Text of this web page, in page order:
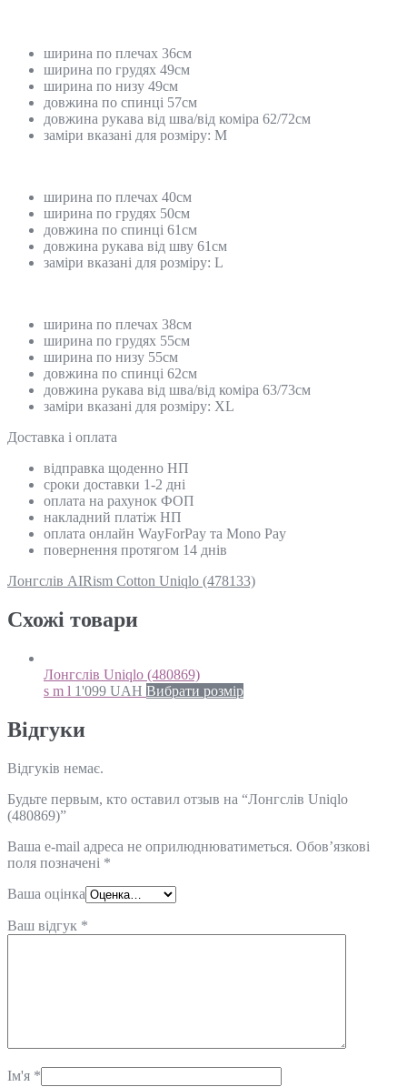
ширина по плечах 36см
ширина по грудях 49см
ширина по низу 49см
довжина по спинці 57см
довжина рукава від шва/від коміра 62/72см
заміри вказані для розміру: М
ширина по плечах 40см
ширина по грудях 50см
довжина по спинці 61см
довжина рукава від шву 61см
заміри вказані для розміру: L
ширина по плечах 38см
ширина по грудях 55см
ширина по низу 55см
довжина по спинці 62см
довжина рукава від шва/від коміра 63/73см
заміри вказані для розміру: ХL
Доставка і оплата
відправка щоденно НП
сроки доставки 1-2 дні
оплата на рахунок ФОП
накладний платіж НП
оплата онлайн WayForPay та Mono Pay
повернення протягом 14 днів
Лонгслів AIRism Cotton Uniqlo (478133)
Схожi товари
Лонгслів Uniqlo (480869)
s m l 1'099 UAH Вибрати розмір
Відгуки
Відгуків немає.
Будьте первым, кто оставил отзыв на “Лонгслів Uniqlo
(480869)”
Ваша e-mail адреса не оприлюднюватиметься. Обов’язкові
поля позначені *
Ваша оцінка
Ваш відгук *
Ім'я *